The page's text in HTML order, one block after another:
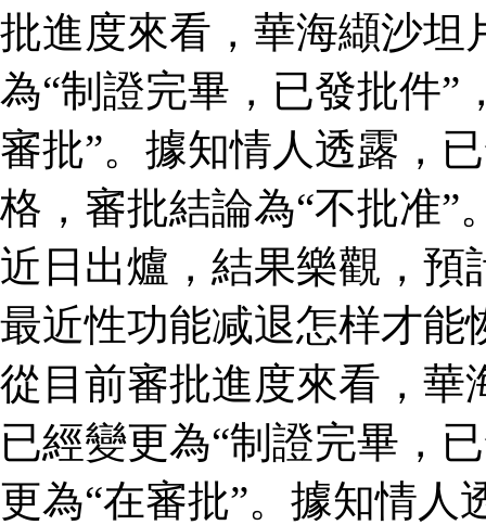
批進度來看，華海纈沙坦
為“制證完畢，已發批件”
審批”。據知情人透露，
格，審批結論為“不批准”
近日出爐，結果樂觀，預
最近性功能减退怎样才
從目前審批進度來看，華
已經變更為“制證完畢，
更為“在審批”。據知情